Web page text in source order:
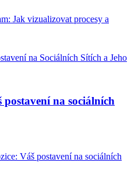
Jak vizualizovat procesy a
postavení na sociálních
Váš postavení na sociálních